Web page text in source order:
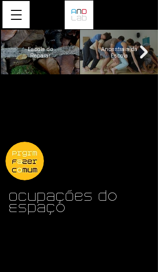
Escola do
Reparar
Ancestrais da
Escola
Ocupações do
Espaço